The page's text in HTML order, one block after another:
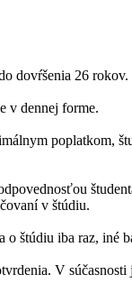
dovŕšenia 26 rokov.
v dennej forme.
poplatkom,
v štúdiu.
štúdiu iba raz, iné
V